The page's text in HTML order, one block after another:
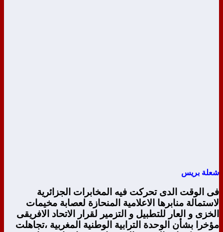
شعلة بريس
فى الوقت الدى تحركت فيه المخابرات الجزائرية
لاستمالة منابرها الاعلامية المنحازة لعصابة مخيمات
الخزى و العار للتطبيل و التزمير لقرار الاتحاد الافريقى
مؤخرا بشأن الوحدة الترابية الوطنية المغربية ،تجاهلت